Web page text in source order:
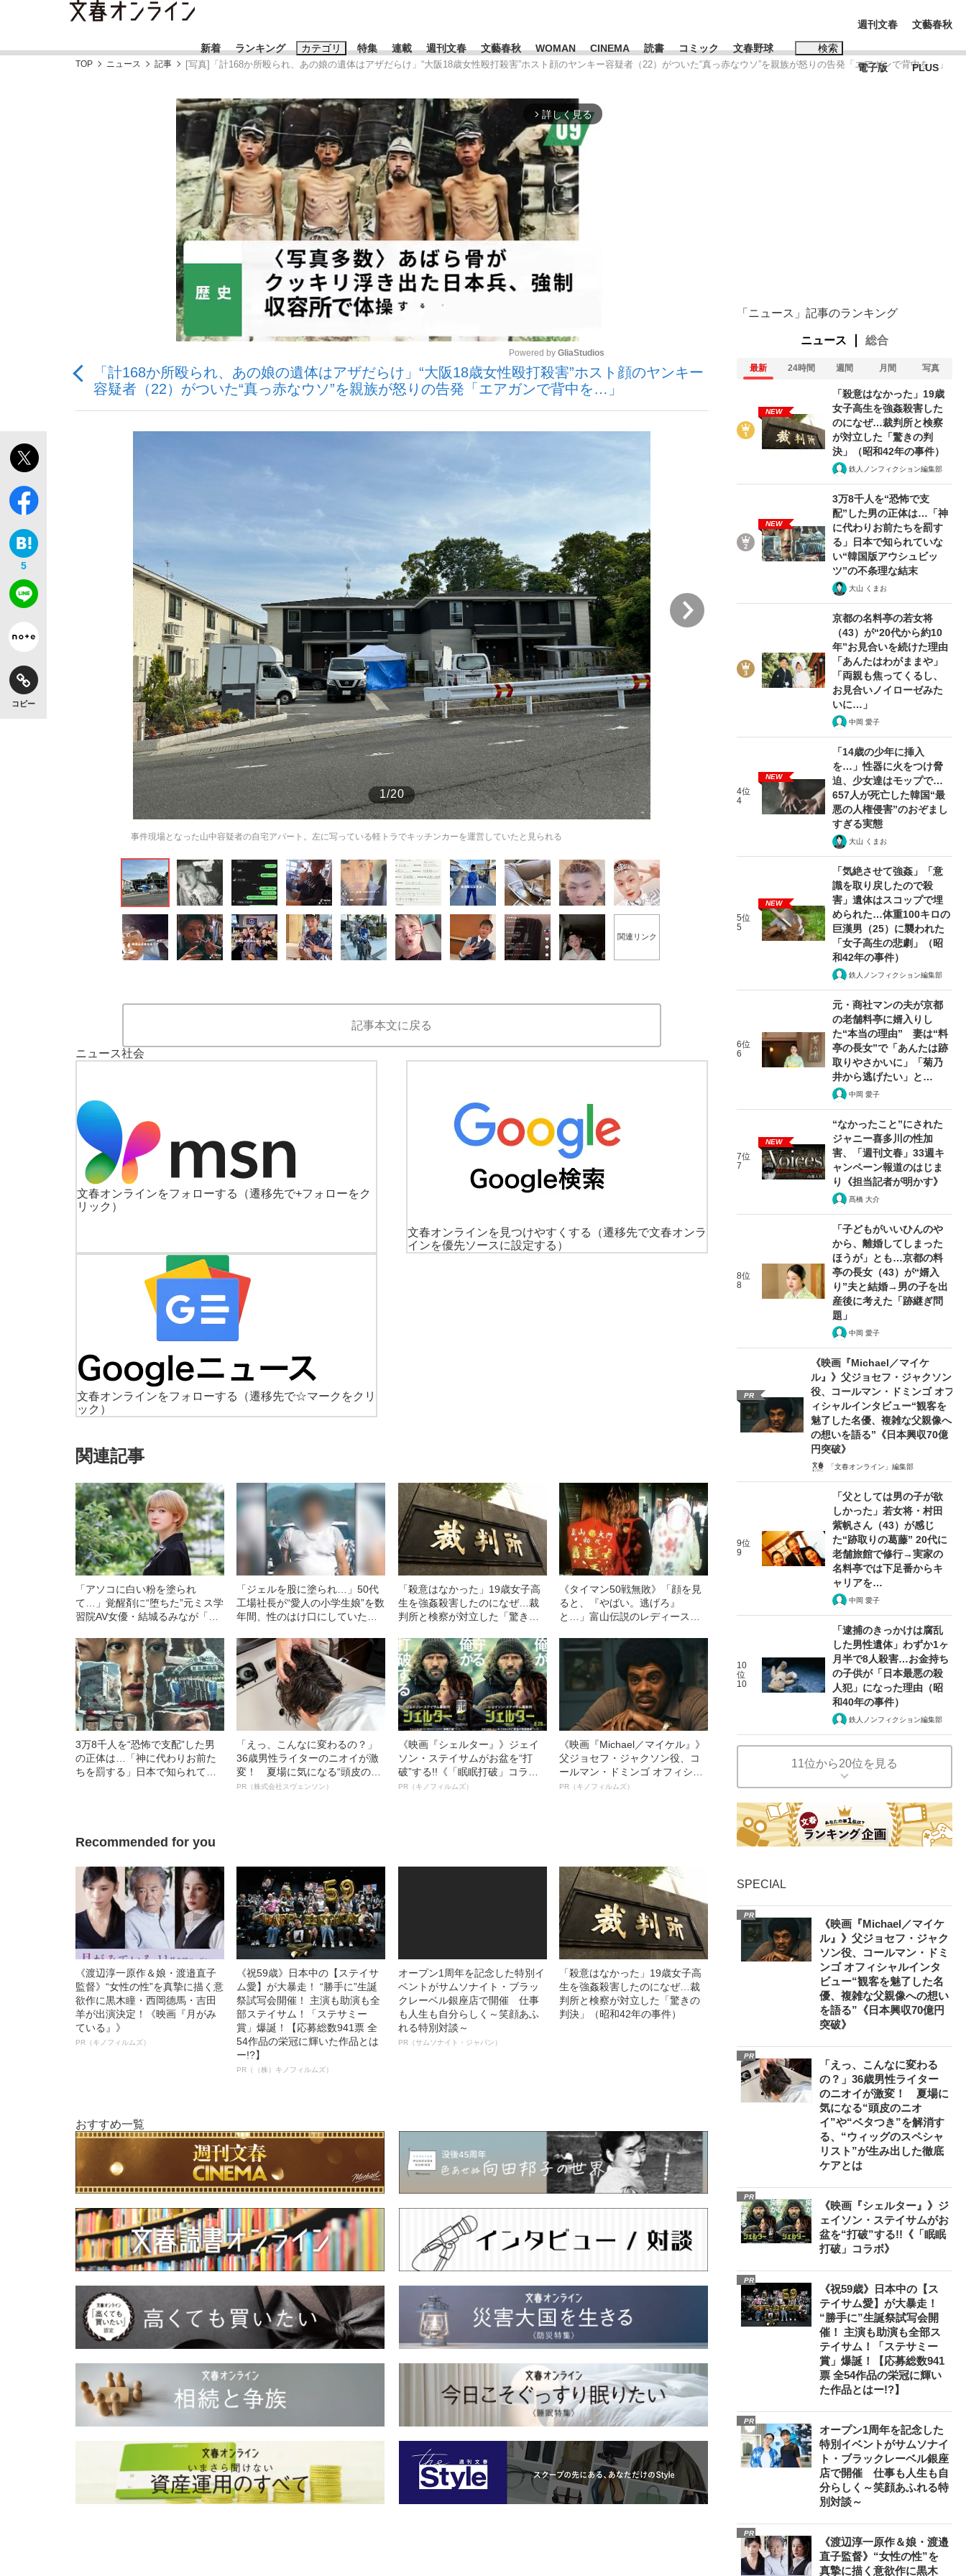
新着 ランキング カテゴリ
「90%は失敗する。でも…」本田圭佑が初めて明かした日本代表監督に... 「最悪の空気のまま解散」WBC日本代表“敗戦”の真実 選手が明かす...
「クマが悪者扱いされているのが悲しい」『北の国から』倉本聰氏（91...
「目標達成できなかったからと言って…」サッカー日本代表・森保一監督...
もっと見る
特集
終戦から81年
いまさら聞けない資産運用のすべて
the Style
もっと見る
連載 週刊文春 文藝春秋 WOMAN CINEMA 読書 コミック 文春野球 検索
おすすめのキーワードタグ一覧
#藤田晋 #三山凌輝 #高市早苗 #後藤真希 #森岡毅 #城彰二
#玉木雄一郎
#亀和田武
週刊文春
電子版
文藝春秋
PLUS
TOP ニュース 記事 [写真]「計168か所殴られ、あの娘の遺体はアザだらけ」“大阪18歳女性殴打殺害”ホスト顔のヤンキー容疑者（22）がついた“真っ赤なウソ”を親族が怒りの告発「エアガンで背中を…」
arrow_forward_ios 詳しく見る
Mute
Powered by GliaStudios
「計168か所殴られ、あの娘の遺体はアザだらけ」“大阪18歳女性殴打殺害”ホスト顔のヤンキー
容疑者（22）がついた“真っ赤なウソ”を親族が怒りの告発「エアガンで背中を…」
5
コピー
1/20
事件現場となった山中容疑者の自宅アパート。左に写っている軽トラでキッチンカーを運営していたと見られる
関連リンク
記事本文に戻る
ニュース社会
文春オンラインをフォローする
（遷移先で+フォローをク
リック）
文春オンラインを見つけやすくする
（遷移先で文春オンラ
インを優先ソースに設定する）
文春オンラインをフォローする
（遷移先で☆マークをクリ
ック）
関連記事
「アソコに白い粉を塗られ
て…」覚醒剤に“堕ちた”元ミス学
習院AV女優・結城るみなが「逮
た」と語るワケ《お嬢様時代の
煩悶》
「ジェルを股に塗られ…」50代
工場社長が“愛人の小学生娘”を数
年間、性のはけ口にしていた卑
性交》
「殺意はなかった」19歳女子高
生を強姦殺害したのになぜ…裁
判所と検察が対立した「驚きの
《タイマン50戦無敗》「顔を見
ると、『やばい。逃げろ』
と…」富山伝説のレディース初
ー制圧と朝までのバイク暴走
3万8千人を“恐怖で支配”した男
の正体は…「神に代わりお前た
ちを罰する」日本で知られてい
「えっ、こんなに変わるの？」
36歳男性ライターのニオイが激
変！ 夏場に気になる“頭皮のニ
オイ”や“ベタつき”を解消す
PR（株式会社スヴェンソン）
《映画『シェルター』》ジェイ
ソン・ステイサムがお盆を“打
破”する!!《「眠眠打破」コラ
ボ》
PR（キノフィルムズ）
《映画『Michael／マイケル』》
父ジョセフ・ジャクソン役、コ
ールマン・ドミンゴ オフィシャ
ルインタビュー“観客を魅了した
PR（キノフィルムズ）
Recommended for you
《渡辺淳一原作＆娘・渡邉直子
監督》“女性の性”を真摯に描く意
欲作に黒木瞳・西岡德馬・吉田
羊が出演決定！《映画『月がみ
ている』》
PR（キノフィルムズ）
《祝59歳》日本中の【ステイサ
ム愛】が大暴走！ “勝手に”生誕
祭試写会開催！ 主演も助演も全
部ステイサム！「ステサミー
賞」爆誕！【応募総数941票 全
54作品の栄冠に輝いた作品とは
ー!?】
PR（（株）キノフィルムズ）
オープン1周年を記念した特別イ
ベントがサムソナイト・ブラッ
クレーベル銀座店で開催 仕事
も人生も自分らしく～笑顔あふ
れる特別対談～
PR（サムソナイト・ジャパン）
「殺意はなかった」19歳女子高
生を強姦殺害したのになぜ…裁
判所と検察が対立した「驚きの
判決」（昭和42年の事件）
おすすめ一覧
「ニュース」記事のランキング
ニュース 総合
最新 24時間 週間 月間 写真
NEW
「殺意はなかった」19歳
女子高生を強姦殺害した
のになぜ…裁判所と検察
が対立した「驚きの判
決」（昭和42年の事件）
鉄人ノンフィクション編集部
NEW
3万8千人を“恐怖で支
配”した男の正体は…「神
に代わりお前たちを罰す
る」日本で知られていな
い“韓国版アウシュビッ
ツ”の不条理な結末
大山 くまお
京都の名料亭の若女将
（43）が“20代から約10
年”お見合いを続けた理由
「あんたはわがままや」
「両親も焦ってくるし、
お見合いノイローゼみた
いに…」
中岡 愛子
4位
4
NEW
「14歳の少年に挿入
を…」性器に火をつけ脅
迫、少女達はモップで…
657人が死亡した韓国“最
悪の人権侵害”のおぞまし
すぎる実態
大山 くまお
5位
5
NEW
「気絶させて強姦」「意
識を取り戻したので殺
害」遺体はスコップで埋
められた…体重100キロの
巨漢男（25）に襲われた
「女子高生の悲劇」（昭
和42年の事件）
鉄人ノンフィクション編集部
6位
6
元・商社マンの夫が京都
の老舗料亭に婿入りし
た“本当の理由” 妻は“料
亭の長女”で「あんたは跡
取りやさかいに」「菊乃
井から逃げたい」と…
中岡 愛子
7位
7
NEW
“なかったこと”にされた
ジャニー喜多川の性加
害、「週刊文春」33週キ
ャンペーン報道のはじま
り《担当記者が明かす》
髙橋 大介
8位
8
「子どもがいいひんのや
から、離婚してしまった
ほうが」とも…京都の料
亭の長女（43）が“婿入
り”夫と結婚→男の子を出
産後に考えた「跡継ぎ問
題」
中岡 愛子
PR
《映画『Michael／マイケ
ル』》父ジョセフ・ジャクソン
役、コールマン・ドミンゴ オフ
ィシャルインタビュー“観客を
魅了した名優、複雑な父親像へ
の想いを語る”《日本興収70億
円突破》
「文春オンライン」編集部
9位
9
「父としては男の子が欲
しかった」若女将・村田
紫帆さん（43）が感じ
た“跡取りの葛藤” 20代に
老舗旅館で修行→実家の
名料亭では下足番からキ
ャリアを…
中岡 愛子
10
位
10
「逮捕のきっかけは腐乱
した男性遺体」わずか1ヶ
月半で8人殺害…お金持ち
の子供が「日本最悪の殺
人犯」になった理由（昭
和40年の事件）
鉄人ノンフィクション編集部
11位から20位を見る
SPECIAL
PR
《映画『Michael／マイケ
ル』》父ジョセフ・ジャク
ソン役、コールマン・ドミ
ンゴ オフィシャルインタ
ビュー“観客を魅了した名
優、複雑な父親像への想い
を語る”《日本興収70億円
突破》
PR
「えっ、こんなに変わる
の？」36歳男性ライター
のニオイが激変！ 夏場に
気になる“頭皮のニオ
イ”や“ベタつき”を解消す
る、“ウィッグのスペシャ
リスト”が生み出した徹底
ケアとは
PR
《映画『シェルター』》ジ
ェイソン・ステイサムがお
盆を“打破”する!!《「眠眠
打破」コラボ》
PR
《祝59歳》日本中の【ス
テイサム愛】が大暴走！
“勝手に”生誕祭試写会開
催！ 主演も助演も全部ス
テイサム！「ステサミー
賞」爆誕！【応募総数941
票 全54作品の栄冠に輝い
た作品とはー!?】
PR
オープン1周年を記念した
特別イベントがサムソナイ
ト・ブラックレーベル銀座
店で開催 仕事も人生も自
分らしく～笑顔あふれる特
別対談～
PR
《渡辺淳一原作＆娘・渡邉
直子監督》“女性の性”を
真摯に描く意欲作に黒木